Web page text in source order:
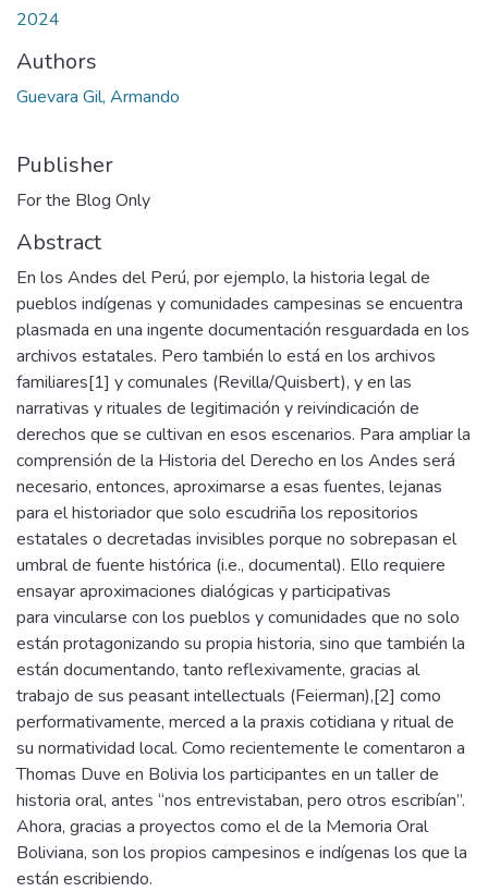
2024
Authors
Guevara Gil, Armando
Publisher
For the Blog Only
Abstract
En los Andes del Perú, por ejemplo, la historia legal de
pueblos indígenas y comunidades campesinas se encuentra
plasmada en una ingente documentación resguardada en los
archivos estatales. Pero también lo está en los archivos
familiares[1] y comunales (Revilla/Quisbert), y en las
narrativas y rituales de legitimación y reivindicación de
derechos que se cultivan en esos escenarios. Para ampliar la
comprensión de la Historia del Derecho en los Andes será
necesario, entonces, aproximarse a esas fuentes, lejanas
para el historiador que solo escudriña los repositorios
estatales o decretadas invisibles porque no sobrepasan el
umbral de fuente histórica (i.e., documental). Ello requiere
ensayar aproximaciones dialógicas y participativas
para vincularse con los pueblos y comunidades que no solo
están protagonizando su propia historia, sino que también la
están documentando, tanto reflexivamente, gracias al
trabajo de sus peasant intellectuals (Feierman),[2] como
performativamente, merced a la praxis cotidiana y ritual de
su normatividad local. Como recientemente le comentaron a
Thomas Duve en Bolivia los participantes en un taller de
historia oral, antes “nos entrevistaban, pero otros escribían”.
Ahora, gracias a proyectos como el de la Memoria Oral
Boliviana, son los propios campesinos e indígenas los que la
están escribiendo.